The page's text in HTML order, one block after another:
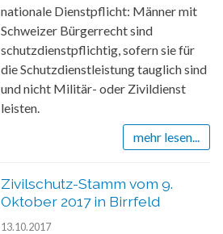
nationale Dienstpflicht: Männer mit
Schweizer Bürgerrecht sind
schutzdienstpflichtig, sofern sie für
die Schutzdienstleistung tauglich sind
und nicht Militär- oder Zivildienst
leisten.
mehr lesen...
Zivilschutz-Stamm vom 9.
Oktober 2017 in Birrfeld
13.10.2017